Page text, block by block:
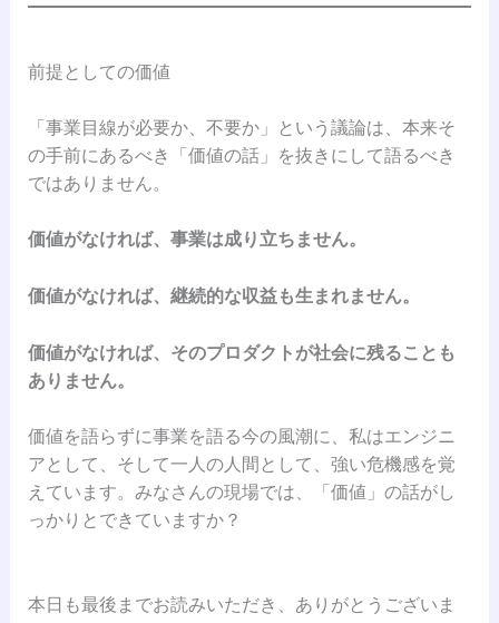
前提としての価値
「事業目線が必要か、不要か」という議論は、本来そ
の手前にあるべき「価値の話」を抜きにして語るべき
ではありません。
価値がなければ、事業は成り立ちません。
価値がなければ、継続的な収益も生まれません。
価値がなければ、そのプロダクトが社会に残ることも
ありません。
価値を語らずに事業を語る今の風潮に、私はエンジニ
アとして、そして一人の人間として、強い危機感を覚
えています。みなさんの現場では、「価値」の話がし
っかりとできていますか？
本日も最後までお読みいただき、ありがとうございま